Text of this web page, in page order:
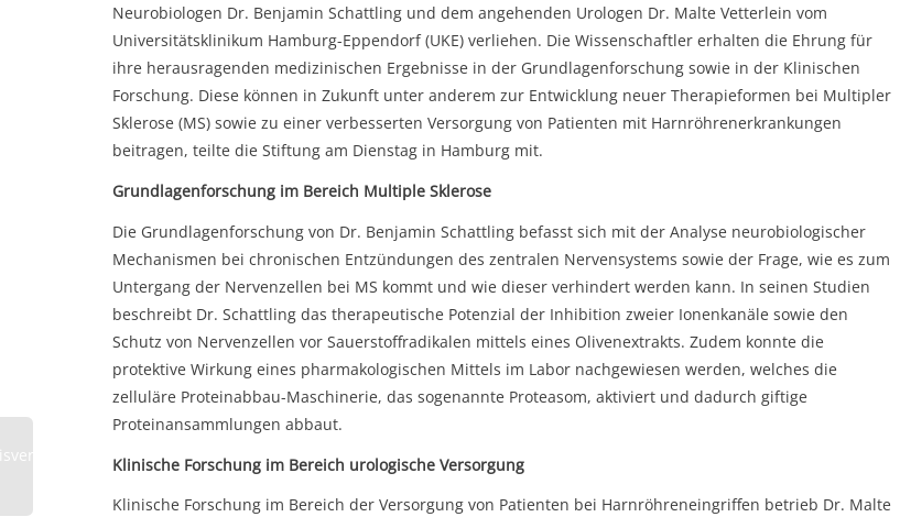
Neurobiologen Dr. Benjamin Schattling und dem angehenden Urologen Dr. Malte Vetterlein vom
Universitätsklinikum Hamburg-Eppendorf (UKE) verliehen. Die Wissenschaftler erhalten die Ehrung für
ihre herausragenden medizinischen Ergebnisse in der Grundlagenforschung sowie in der Klinischen
Forschung. Diese können in Zukunft unter anderem zur Entwicklung neuer Therapieformen bei Multipler
Sklerose (MS) sowie zu einer verbesserten Versorgung von Patienten mit Harnröhrenerkrankungen
beitragen, teilte die Stiftung am Dienstag in Hamburg mit.
Grundlagenforschung im Bereich Multiple Sklerose
Die Grundlagenforschung von Dr. Benjamin Schattling befasst sich mit der Analyse neurobiologischer
Mechanismen bei chronischen Entzündungen des zentralen Nervensystems sowie der Frage, wie es zum
Untergang der Nervenzellen bei MS kommt und wie dieser verhindert werden kann. In seinen Studien
beschreibt Dr. Schattling das therapeutische Potenzial der Inhibition zweier Ionenkanäle sowie den
Schutz von Nervenzellen vor Sauerstoffradikalen mittels eines Olivenextrakts. Zudem konnte die
protektive Wirkung eines pharmakologischen Mittels im Labor nachgewiesen werden, welches die
zelluläre Proteinabbau-Maschinerie, das sogenannte Proteasom, aktiviert und dadurch giftige
Proteinansammlungen abbaut.
Klinische Forschung im Bereich urologische Versorgung
Klinische Forschung im Bereich der Versorgung von Patienten bei Harnröhreneingriffen betrieb Dr. Malte